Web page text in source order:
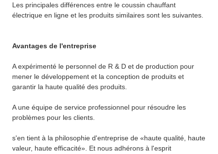
Les principales différences entre le coussin chauffant
électrique en ligne et les produits similaires sont les suivantes.
Avantages de l'entreprise
A expérimenté le personnel de R & D et de production pour
mener le développement et la conception de produits et
garantir la haute qualité des produits.
A une équipe de service professionnel pour résoudre les
problèmes pour les clients.
s'en tient à la philosophie d'entreprise de «haute qualité, haute
valeur, haute efficacité». Et nous adhérons à l'esprit